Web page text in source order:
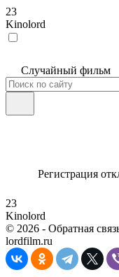
23
Kinolord
Случайный фильм
Регистрация
23
Kinolord
© 2026 - Обратная
lordfilm.ru